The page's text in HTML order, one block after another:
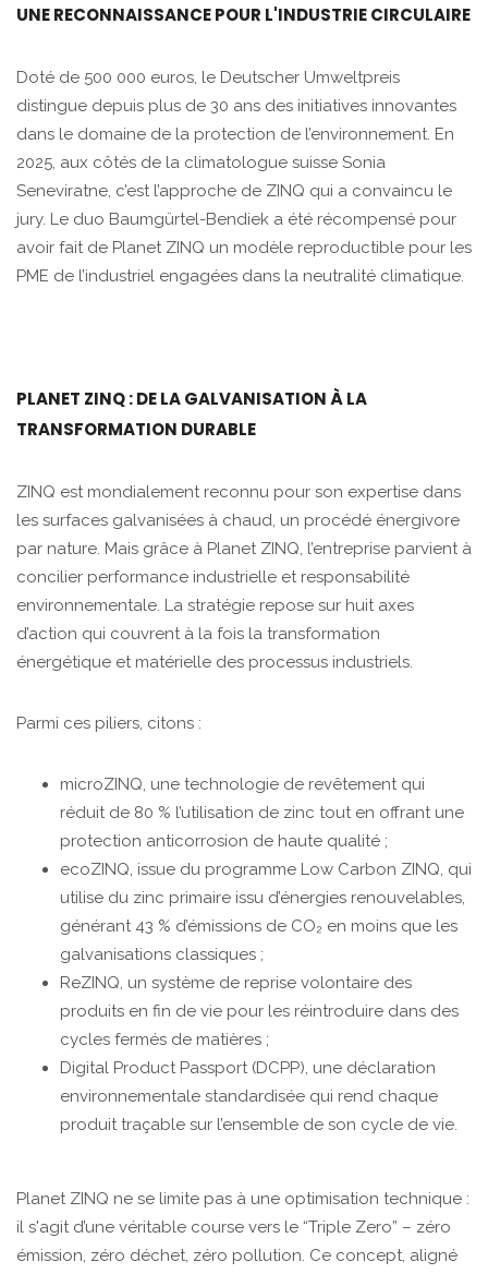
UNE RECONNAISSANCE POUR L'INDUSTRIE CIRCULAIRE
Doté de 500 000 euros, le Deutscher Umweltpreis
distingue depuis plus de 30 ans des initiatives innovantes
dans le domaine de la protection de l’environnement. En
2025, aux côtés de la climatologue suisse Sonia
Seneviratne, c’est l’approche de ZINQ qui a convaincu le
jury. Le duo Baumgürtel-Bendiek a été récompensé pour
avoir fait de Planet ZINQ un modèle reproductible pour les
PME de l’industriel engagées dans la neutralité climatique.
PLANET ZINQ : DE LA GALVANISATION À LA
TRANSFORMATION DURABLE
ZINQ est mondialement reconnu pour son expertise dans
les surfaces galvanisées à chaud, un procédé énergivore
par nature. Mais grâce à Planet ZINQ, l’entreprise parvient à
concilier performance industrielle et responsabilité
environnementale. La stratégie repose sur huit axes
d’action qui couvrent à la fois la transformation
énergétique et matérielle des processus industriels.
Parmi ces piliers, citons :
microZINQ, une technologie de revêtement qui
réduit de 80 % l’utilisation de zinc tout en offrant une
protection anticorrosion de haute qualité ;
ecoZINQ, issue du programme Low Carbon ZINQ, qui
utilise du zinc primaire issu d’énergies renouvelables,
générant 43 % d’émissions de CO₂ en moins que les
galvanisations classiques ;
ReZINQ, un système de reprise volontaire des
produits en fin de vie pour les réintroduire dans des
cycles fermés de matières ;
Digital Product Passport (DCPP), une déclaration
environnementale standardisée qui rend chaque
produit traçable sur l’ensemble de son cycle de vie.
Planet ZINQ ne se limite pas à une optimisation technique :
il s'agit d’une véritable course vers le “Triple Zero” – zéro
émission, zéro déchet, zéro pollution. Ce concept, aligné